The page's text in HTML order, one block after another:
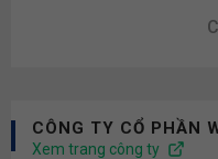
CÔNG TY CỔ PHẦN
Xem trang công ty